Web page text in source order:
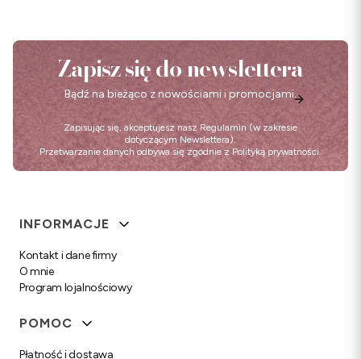
Zapisz się do newslettera
Bądź na bieżąco z nowościami i promocjami.
Zapisując się, akceptujesz nasz Regulamin (w zakresie
dotyczącym Newslettera).
Przetwarzanie danych odbywa się zgodnie z Polityką prywatności.
Linki w stopce
INFORMACJE
Kontakt i dane firmy
O mnie
Program lojalnościowy
POMOC
Płatność i dostawa